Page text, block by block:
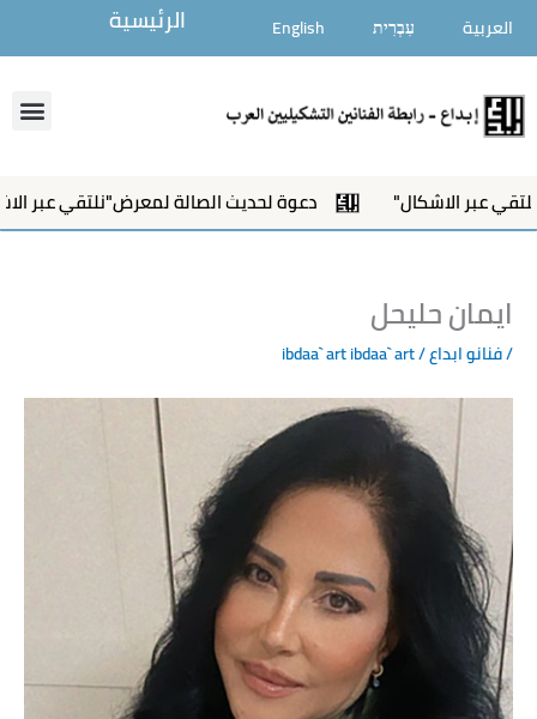
المحتوى
العربية עִבְרִית English الرئيسية
دعوة لحديث الصالة لمعرض"نلتقي عبر الاشكال" إفتتاح
ايمان حليحل
/فنانو ابداع/ ibdaa` art
ibdaa` art